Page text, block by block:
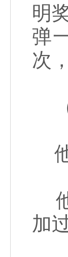
明
弹
次
（
他
他
加